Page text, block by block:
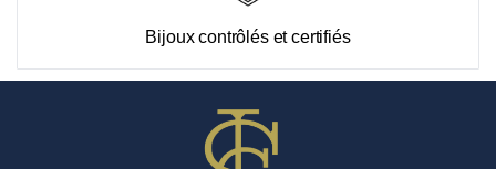
Bijoux contrôlés et certifiés